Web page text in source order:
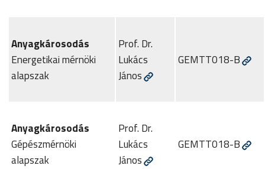
Anyagkárosodás
Energetikai mérnöki
alapszak
Prof. Dr.
Lukács
János
GEMTT018-B
Anyagkárosodás
Gépészmérnöki
alapszak
Prof. Dr.
Lukács
János
GEMTT018-B